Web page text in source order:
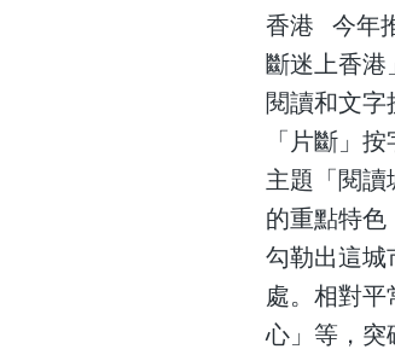
香港 今年
斷迷上香港
閱讀和文
「片斷」
主題「閱
的重點特
勾勒出這城
處。相對
心」等，突